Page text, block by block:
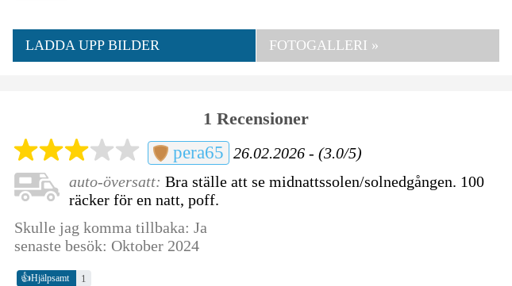
LADDA UPP BILDER FOTOGALLERI »
1 Recensioner
pera65 26.02.2026 - (3.0/5)
auto-översatt:Bra ställe att se midnattssolen/solnedgången. 100
räcker för en natt, poff.
Skulle jag komma tillbaka: Ja
senaste besök: Oktober 2024
👍Hjälpsamt 1